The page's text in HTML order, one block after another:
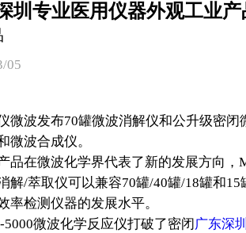
圳专业医用仪器外观工业
05
微波发布70罐微波消解仪和公升级密
微波合成仪。
品在微波化学界代表了新的发展方向，
解/萃取仪可以兼容70罐/40罐/18罐和
率检测仪器的发展水平。
5000微波化学反应仪打破了密闭广东深